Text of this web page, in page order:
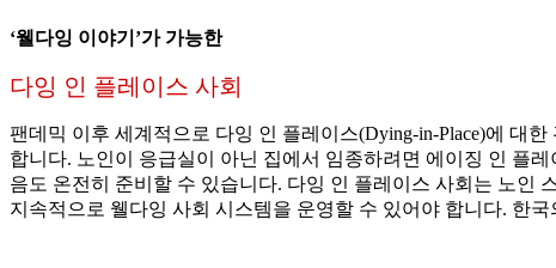
‘웰다잉 이야기’가 가능한
다잉 인 플레이스 사회
팬데믹 이후 세계적으로 다잉 인 플레이스(Dying-in-Place)에 대
합니다. 노인이 응급실이 아닌 집에서 임종하려면 에이징 인 플
음도 온전히 준비할 수 있습니다. 다잉 인 플레이스 사회는 노인
지속적으로 웰다잉 사회 시스템을 운영할 수 있어야 합니다. 한